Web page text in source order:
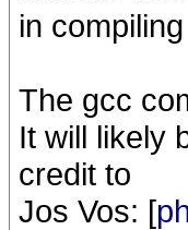
in
The gcc
It will likely
credit to
Jos Vos: [